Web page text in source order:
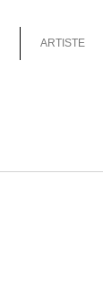
ARTISTE